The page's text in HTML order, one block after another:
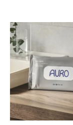
エコリュクス
エコメイト
ナチュラプラス
アルマウィン